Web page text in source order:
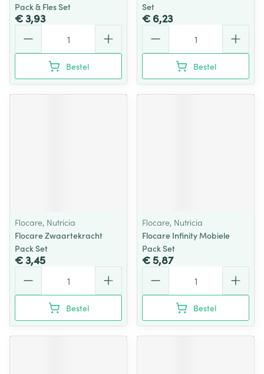
Pack & Fles Set
€ 3,93
Bestel
Set
€ 6,23
Bestel
Flocare, Nutricia
Flocare Zwaartekracht
Pack Set
€ 3,45
Bestel
Flocare, Nutricia
Flocare Infinity Mobiele
Pack Set
€ 5,87
Bestel